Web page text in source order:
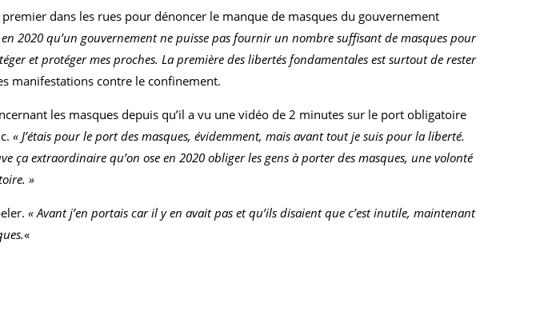
dans les rues pour dénoncer le manque de masques du gouvernement
2020 qu’un gouvernement ne puisse pas fournir un nombre suffisant de masques pour
et protéger mes proches. La première des libertés fondamentales est surtout de rester
manifestations contre le confinement.
les masques depuis qu’il a vu une vidéo de 2 minutes sur le port obligatoire
« J’étais pour le port des masques, évidemment, mais avant tout je suis pour la liberté.
ça extraordinaire qu’on ose en 2020 obliger les gens à porter des masques, une volonté
»
« Avant j’en portais car il y en avait pas et qu’ils disaient que c’est inutile, maintenant
«